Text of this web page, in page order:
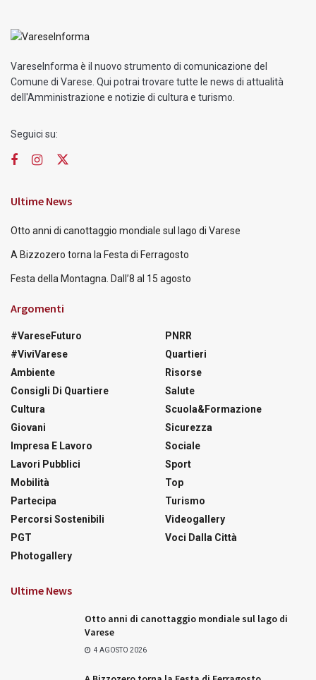
VareseInforma è il nuovo strumento di comunicazione del
Comune di Varese. Qui potrai trovare tutte le news di attualità
dell'Amministrazione e notizie di cultura e turismo.
Seguici su:
Ultime News
Otto anni di canottaggio mondiale sul lago di Varese
A Bizzozero torna la Festa di Ferragosto
Festa della Montagna. Dall’8 al 15 agosto
Argomenti
#VareseFuturo
#ViviVarese
Ambiente
Consigli Di Quartiere
Cultura
Giovani
Impresa E Lavoro
Lavori Pubblici
Mobilità
Partecipa
Percorsi Sostenibili
PGT
Photogallery
PNRR
Quartieri
Risorse
Salute
Scuola&Formazione
Sicurezza
Sociale
Sport
Top
Turismo
Videogallery
Voci Dalla Città
Ultime News
Otto anni di canottaggio mondiale sul lago di
Varese
4 AGOSTO 2026